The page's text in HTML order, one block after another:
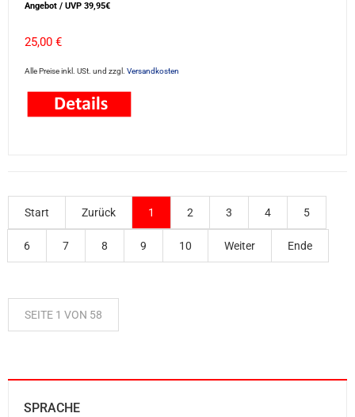
Angebot / UVP 39,95€
25,00 €
Alle Preise inkl. USt. und zzgl. Versandkosten
Start Zurück 1 2 3 4 5
6 7 8 9 10 Weiter Ende
SEITE 1 VON 58
SPRACHE